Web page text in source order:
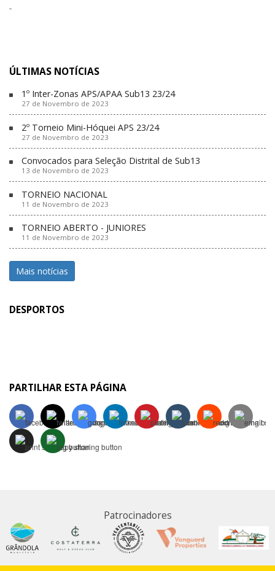
-
ÚLTIMAS NOTÍCIAS
1º Inter-Zonas APS/APAA Sub13 23/24
27 de Novembro de 2023
2º Torneio Mini-Hóquei APS 23/24
27 de Novembro de 2023
Convocados para Seleção Distrital de Sub13
13 de Novembro de 2023
TORNEIO NACIONAL
11 de Novembro de 2023
TORNEIO ABERTO - JUNIORES
11 de Novembro de 2023
Mais notícias
DESPORTOS
PARTILHAR ESTA PÁGINA
Patrocinadores